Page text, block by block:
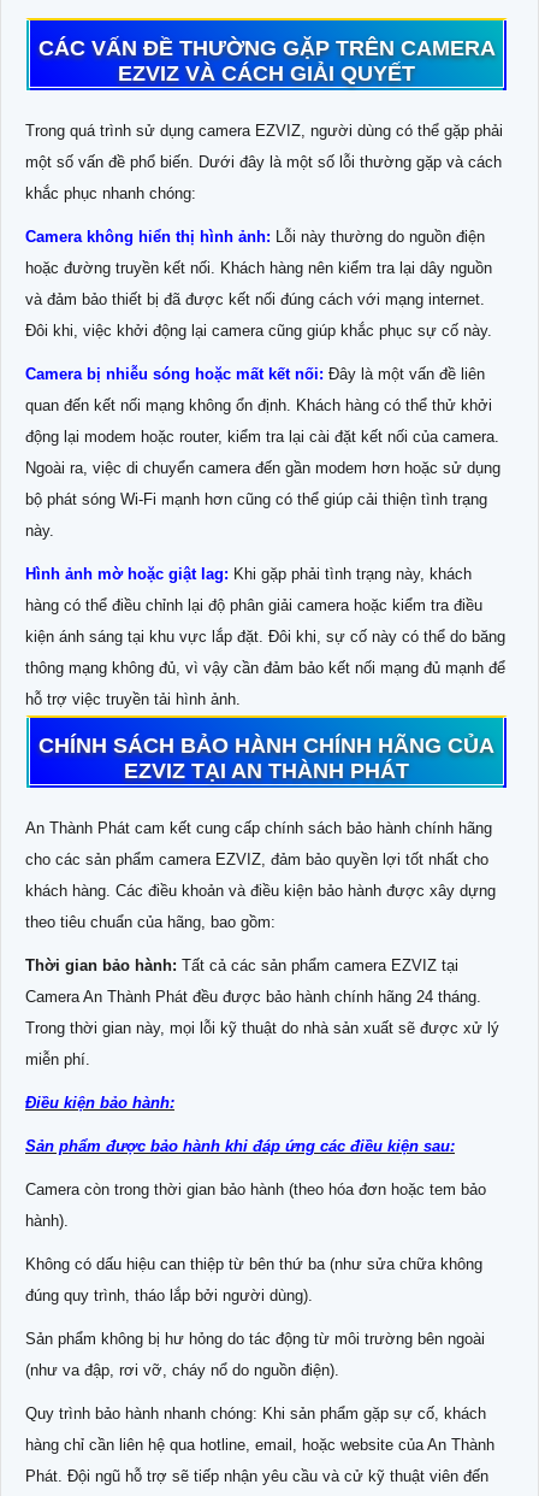
CÁC VẤN ĐỀ THƯỜNG GẶP TRÊN CAMERA
EZVIZ VÀ CÁCH GIẢI QUYẾT
Trong quá trình sử dụng camera EZVIZ, người dùng có thể gặp phải
một số vấn đề phổ biến. Dưới đây là một số lỗi thường gặp và cách
khắc phục nhanh chóng:
Camera không hiển thị hình ảnh: Lỗi này thường do nguồn điện
hoặc đường truyền kết nối. Khách hàng nên kiểm tra lại dây nguồn
và đảm bảo thiết bị đã được kết nối đúng cách với mạng internet.
Đôi khi, việc khởi động lại camera cũng giúp khắc phục sự cố này.
Camera bị nhiễu sóng hoặc mất kết nối: Đây là một vấn đề liên
quan đến kết nối mạng không ổn định. Khách hàng có thể thử khởi
động lại modem hoặc router, kiểm tra lại cài đặt kết nối của camera.
Ngoài ra, việc di chuyển camera đến gần modem hơn hoặc sử dụng
bộ phát sóng Wi-Fi mạnh hơn cũng có thể giúp cải thiện tình trạng
này.
Hình ảnh mờ hoặc giật lag: Khi gặp phải tình trạng này, khách
hàng có thể điều chỉnh lại độ phân giải camera hoặc kiểm tra điều
kiện ánh sáng tại khu vực lắp đặt. Đôi khi, sự cố này có thể do băng
thông mạng không đủ, vì vậy cần đảm bảo kết nối mạng đủ mạnh để
hỗ trợ việc truyền tải hình ảnh.
CHÍNH SÁCH BẢO HÀNH CHÍNH HÃNG CỦA
EZVIZ TẠI AN THÀNH PHÁT
An Thành Phát cam kết cung cấp chính sách bảo hành chính hãng
cho các sản phẩm camera EZVIZ, đảm bảo quyền lợi tốt nhất cho
khách hàng. Các điều khoản và điều kiện bảo hành được xây dựng
theo tiêu chuẩn của hãng, bao gồm:
Thời gian bảo hành: Tất cả các sản phẩm camera EZVIZ tại
Camera An Thành Phát đều được bảo hành chính hãng 24 tháng.
Trong thời gian này, mọi lỗi kỹ thuật do nhà sản xuất sẽ được xử lý
miễn phí.
Điều kiện bảo hành:
Sản phẩm được bảo hành khi đáp ứng các điều kiện sau:
Camera còn trong thời gian bảo hành (theo hóa đơn hoặc tem bảo
hành).
Không có dấu hiệu can thiệp từ bên thứ ba (như sửa chữa không
đúng quy trình, tháo lắp bởi người dùng).
Sản phẩm không bị hư hỏng do tác động từ môi trường bên ngoài
(như va đập, rơi vỡ, cháy nổ do nguồn điện).
Quy trình bảo hành nhanh chóng: Khi sản phẩm gặp sự cố, khách
hàng chỉ cần liên hệ qua hotline, email, hoặc website của An Thành
Phát. Đội ngũ hỗ trợ sẽ tiếp nhận yêu cầu và cử kỹ thuật viên đến